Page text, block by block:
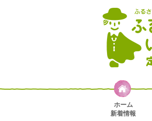
ホーム
新着情報